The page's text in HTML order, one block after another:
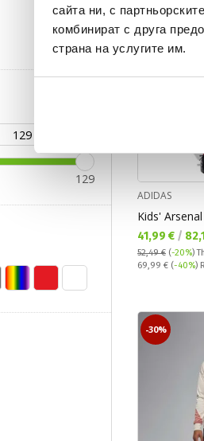
сайта ни, с
комбинират с друга
страна на услугите им.
129
ADIDAS
Kids'
Текуща
41,99 € /
52,49 € (-20%)
Regular price:
69,99 € (-40%)
-30%